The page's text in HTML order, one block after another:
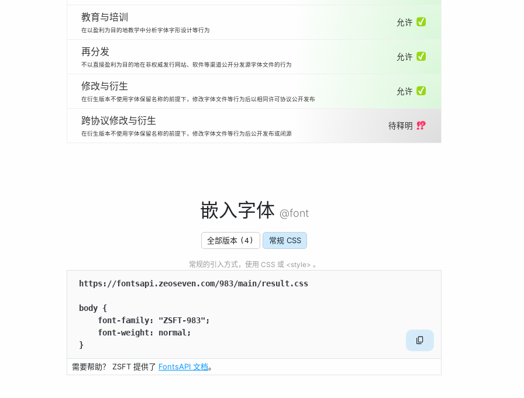
教育与培训
在以盈利为目的地教学中分析字体字形设计等行为
允许 ✅
再分发
不以直接盈利为目的地在非权威发行网站、软件等渠道公开分发源字体文件的行为
允许 ✅
修改与衍生
在衍生版本不使用字体保留名称的前提下，修改字体文件等行为后以相同许可协议公开发布
允许 ✅
跨协议修改与衍生
在衍生版本不使用字体保留名称的前提下，修改字体文件等行为后公开发布或闭源
待释明 ⁉️
嵌入字体 @font
全部版本 (4) 常规 CSS
常规的引入方式，使用 CSS 或 <style> 。
https://fontsapi.zeoseven.com/983/main/result.css
body {
    font-family: "ZSFT-983";
    font-weight: normal;
}
需要帮助？ ZSFT 提供了 FontsAPI 文档。